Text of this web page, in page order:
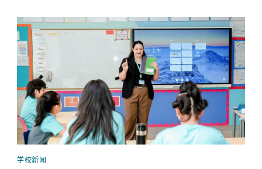
News image
学校新闻